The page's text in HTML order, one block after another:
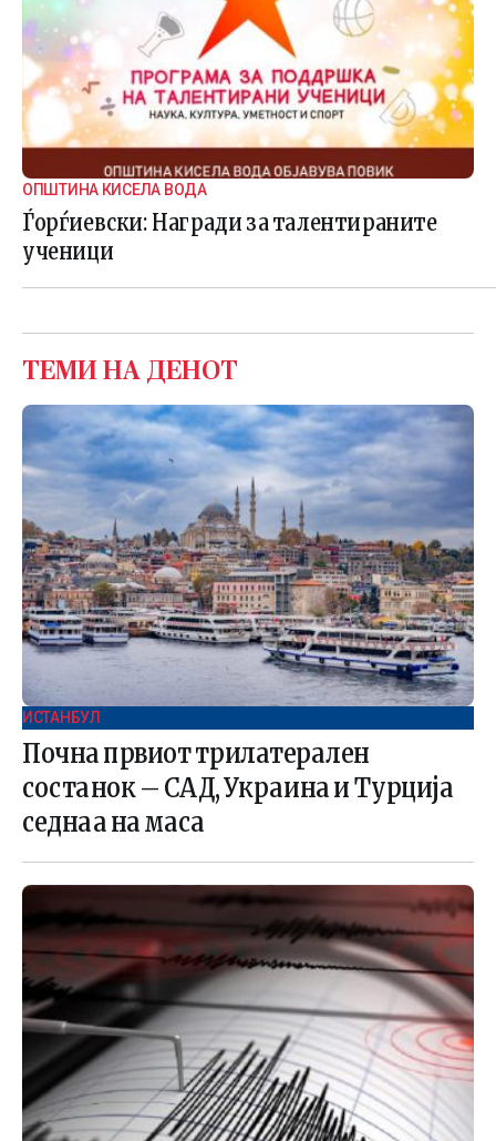
ОПШТИНА КИСЕЛА ВОДА
Ѓорѓиевски: Награди за талентираните
ученици
ТЕМИ НА ДЕНОТ
ИСТАНБУЛ
Почна првиот трилатерален
состанок – САД, Украина и Турција
седнаа на маса